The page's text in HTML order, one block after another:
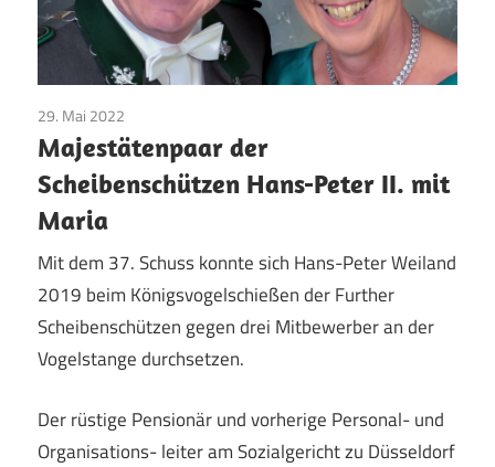
29. Mai 2022
Majestätenpaar der
Scheibenschützen Hans-Peter II. mit
Maria
Mit dem 37. Schuss konnte sich Hans-Peter Weiland
2019 beim Königsvogelschießen der Further
Scheibenschützen gegen drei Mitbewerber an der
Vogelstange durchsetzen.
Der rüstige Pensionär und vorherige Personal- und
Organisations- leiter am Sozialgericht zu Düsseldorf